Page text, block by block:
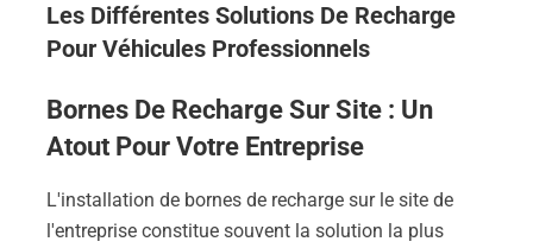
Les Différentes Solutions De Recharge
Pour Véhicules Professionnels
Bornes De Recharge Sur Site : Un
Atout Pour Votre Entreprise
L'installation de bornes de recharge sur le site de
l'entreprise constitue souvent la solution la plus